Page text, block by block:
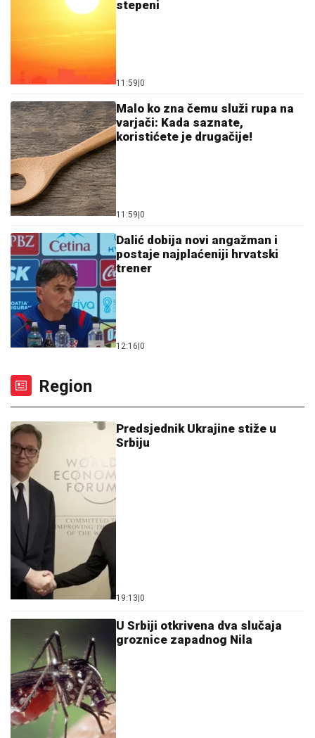
Većina građana izgubi novac pre nego što stigne na
letovanje - ovih 7 troškova skoro niko ne planira
15. 07. 2026 07:44
Letnje večeri u gradu više nisu rezervisane za vikend:
Zašto sve više ljudi bira večeru koja se spontano
pretvori u druženje
23. 07. 2026 12:47
Da li je genetika zaslužna za rađanje blizanaca? Istina o
naslednim faktorima i blizanačkoj trudnoći
06. 08. 2026 06:38